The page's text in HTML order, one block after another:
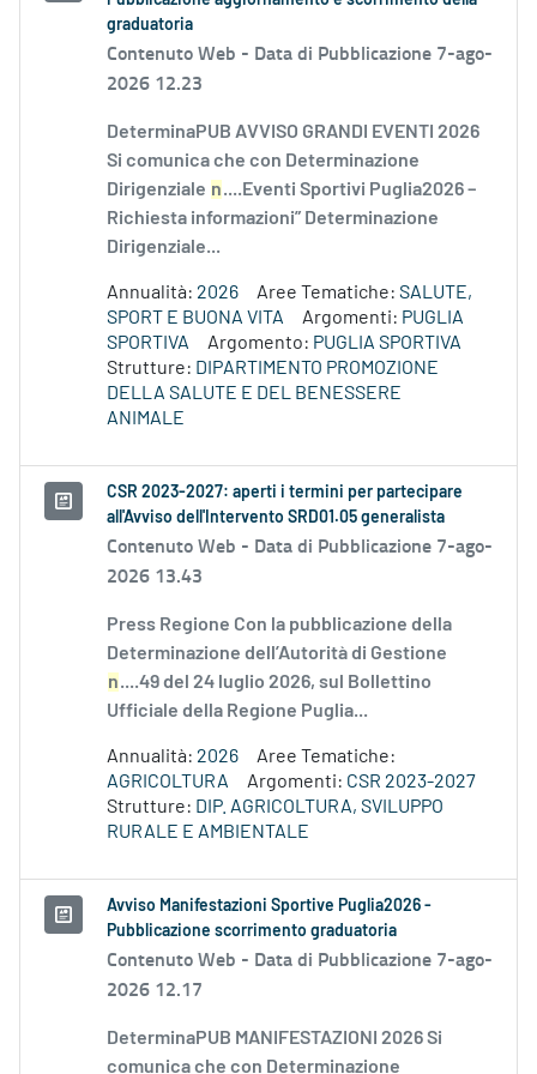
graduatoria
Contenuto Web - Data di Pubblicazione 7-ago-
2026 12.23
DeterminaPUB AVVISO GRANDI EVENTI 2026
Si comunica che con Determinazione
Dirigenziale n....Eventi Sportivi Puglia2026 –
Richiesta informazioni” Determinazione
Dirigenziale...
Annualità: 2026 Aree Tematiche: SALUTE,
SPORT E BUONA VITA
Argomenti: PUGLIA
SPORTIVA
Argomento: PUGLIA SPORTIVA
Strutture: DIPARTIMENTO PROMOZIONE
DELLA SALUTE E DEL BENESSERE
ANIMALE
CSR 2023-2027: aperti i termini per partecipare
all'Avviso dell'Intervento SRD01.05 generalista
Contenuto Web - Data di Pubblicazione 7-ago-
2026 13.43
Press Regione Con la pubblicazione della
Determinazione dell’Autorità di Gestione
n....49 del 24 luglio 2026, sul Bollettino
Ufficiale della Regione Puglia...
Annualità: 2026
Aree Tematiche:
AGRICOLTURA
Argomenti: CSR 2023-2027
Strutture: DIP. AGRICOLTURA, SVILUPPO
RURALE E AMBIENTALE
Avviso Manifestazioni Sportive Puglia2026 -
Pubblicazione scorrimento graduatoria
Contenuto Web - Data di Pubblicazione 7-ago-
2026 12.17
DeterminaPUB MANIFESTAZIONI 2026 Si
comunica che con Determinazione